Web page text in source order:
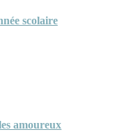
scolaire
amoureux